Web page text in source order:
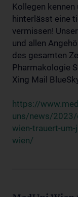
Kollegen
hinterlässt eine
vermissen!
und allen
des gesamten
Pharmakologie
Xing Mail
https://
uns/news/
wien-trauert-
wien/